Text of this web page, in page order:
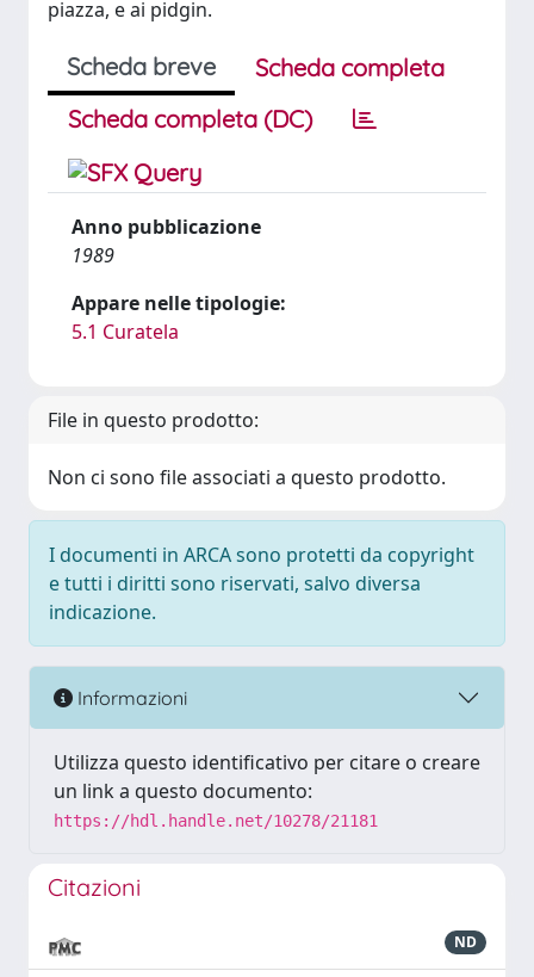
piazza, e ai pidgin.
Scheda breve
Scheda completa
Scheda completa (DC)
Anno pubblicazione
1989
Appare nelle tipologie:
5.1 Curatela
File in questo prodotto:
Non ci sono file associati a questo prodotto.
I documenti in ARCA sono protetti da copyright
e tutti i diritti sono riservati, salvo diversa
indicazione.
Informazioni
Utilizza questo identificativo per citare o creare
un link a questo documento:
https://hdl.handle.net/10278/21181
Citazioni
ND